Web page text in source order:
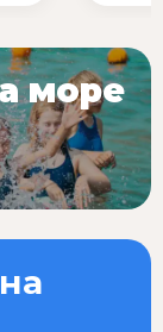
море